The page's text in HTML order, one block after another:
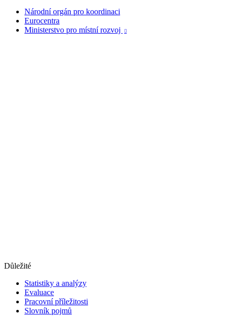
Národní orgán pro koordinaci
Eurocentra
Ministerstvo pro místní rozvoj

Důležité
Statistiky a analýzy
Evaluace
Pracovní příležitosti
Slovník pojmů